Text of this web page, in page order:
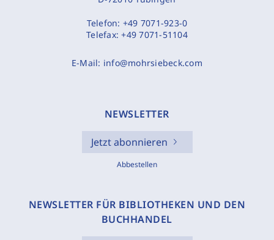
Telefon: +49 7071-923-0
Telefax:+49 7071-51104
E-Mail: info@mohrsiebeck.com
NEWSLETTER
Jetzt abonnieren
Abbestellen
NEWSLETTER FÜR BIBLIOTHEKEN UND DEN
BUCHHANDEL